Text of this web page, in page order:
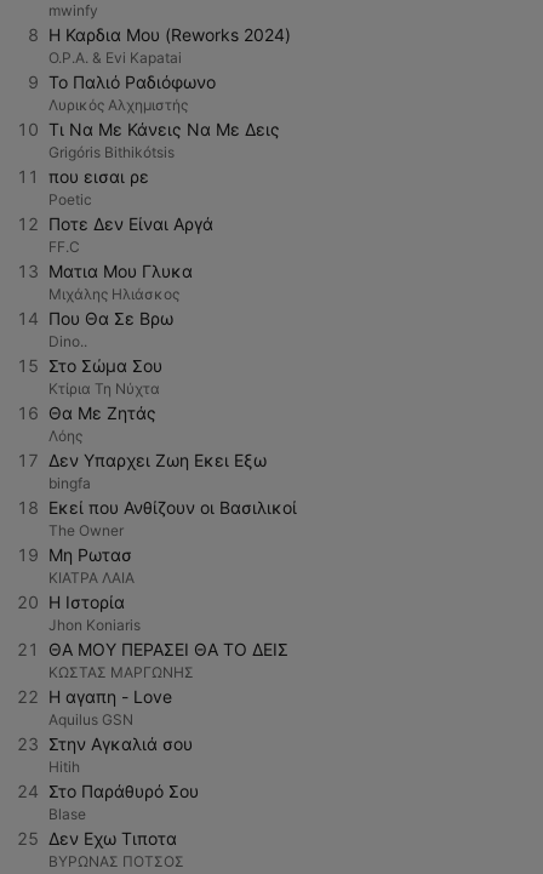
mwinfy
8 Η Καρδια Μου (Reworks 2024)
O.P.A. & Evi Kapatai
9 Το Παλιό Ραδιόφωνο
Λυρικός Αλχημιστής
10 Τι Να Με Κάνεις Να Με Δεις
Grigóris Bithikótsis
11 που εισαι ρε
Poetic
12 Ποτε Δεν Είναι Αργά
FF.C
13 Ματια Μου Γλυκα
Μιχάλης Ηλιάσκος
14 Που Θα Σε Βρω
Dino..
15 Στο Σώμα Σου
Κτίρια Τη Νύχτα
16 Θα Με Ζητάς
Λόης
17 Δεν Υπαρχει Ζωη Εκει Εξω
bingfa
18 Εκεί που Ανθίζουν οι Βασιλικοί
The Owner
19 Μη Ρωτασ
ΚΙΑΤΡΑ ΛΑΙΑ
20 Η Ιστορία
Jhon Koniaris
21 ΘΑ ΜΟΥ ΠΕΡΑΣΕΙ ΘΑ ΤΟ ΔΕΙΣ
ΚΩΣΤΑΣ ΜΑΡΓΩΝΗΣ
22 Η αγαπη - Love
Aquilus GSN
23 Στην Αγκαλιά σου
Hitih
24 Στο Παράθυρό Σου
Blase
25 Δεν Εχω Τιποτα
ΒΥΡΩΝΑΣ ΠΟΤΣΟΣ